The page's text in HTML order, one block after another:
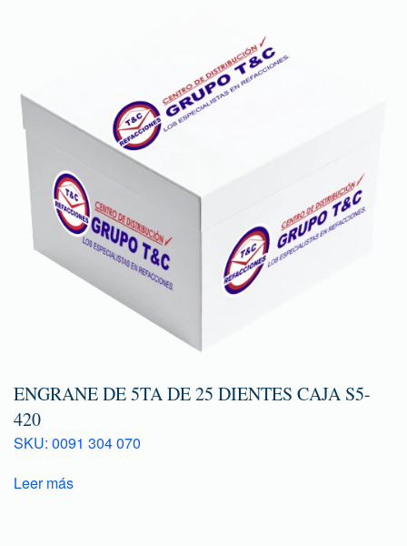
ENGRANE DE 5TA DE 25 DIENTES CAJA S5-
420
SKU: 0091 304 070
Leer más